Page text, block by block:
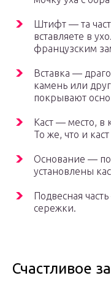
Штифт — та
вставляете в
французским
Вставка —
камень или
покрывают
Каст — место, в
То же, что и
Основание —
установлены
Подвесная
сережки.
Счастливое